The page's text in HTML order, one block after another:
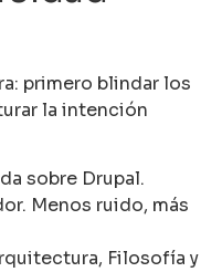
primero blindar los
la intención
sobre Drupal.
Menos ruido, más
Filosofía y